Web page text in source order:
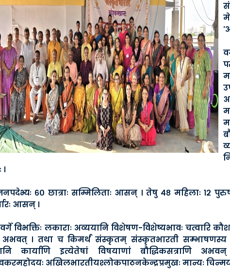
६० छात्राः सम्मिलिताः आसन् । तेषु ४८ महिलाः १२
आसन् ।
विभक्तिः लकाराः अव्ययानि विशेषण-विशेष्यभावः चत्वारि
। तथा च किमर्थं संस्कृतम् संस्कृतभारती सम्भाषणस्य
कार्याणि इत्येतेषां विषयाणां बौद्धिकसत्राणि
अखिलभारतीयश्लोकपाठनकेन्द्रप्रमुखः मान्यः